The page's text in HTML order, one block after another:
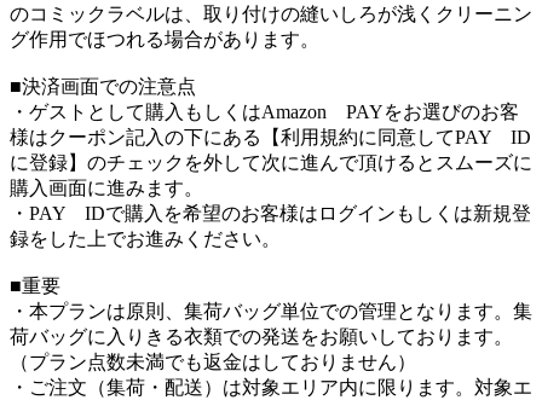
のコミックラベルは、取り付けの縫いしろが浅くクリーニン
グ作用でほつれる場合があります。
■決済画面での注意点
・ゲストとして購入もしくはAmazon PAYをお選びのお客
様はクーポン記入の下にある【利用規約に同意してPAY ID
に登録】のチェックを外して次に進んで頂けるとスムーズに
購入画面に進みます。
・PAY IDで購入を希望のお客様はログインもしくは新規登
録をした上でお進みください。
■重要
・本プランは原則、集荷バッグ単位での管理となります。集
荷バッグに入りきる衣類での発送をお願いしております。
（プラン点数未満でも返金はしておりません）
・ご注文（集荷・配送）は対象エリア内に限ります。対象エ